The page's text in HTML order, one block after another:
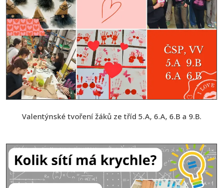
Valentýnské tvoření žáků ze tříd 5.A, 6.A, 6.B a 9.B.